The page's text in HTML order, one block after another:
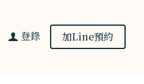
登錄 加Line預約